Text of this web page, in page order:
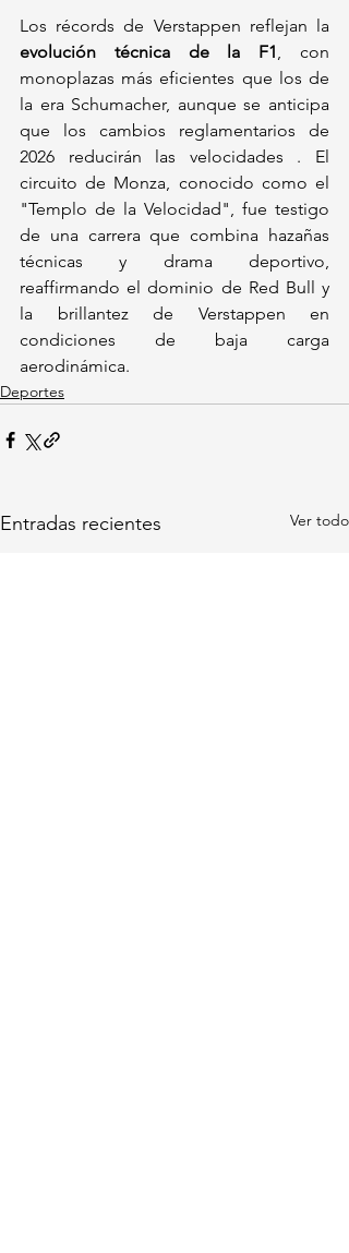
evolución técnica de la F1
, con
monoplazas más eficientes que los de
la era Schumacher, aunque se anticipa
que los cambios reglamentarios de
2026 reducirán las velocidades . El
circuito de Monza, conocido como el
"Templo de la Velocidad", fue testigo
de una carrera que combina hazañas
técnicas y drama deportivo,
reaffirmando el dominio de Red Bull y
la brillantez de Verstappen en
condiciones de baja carga
aerodinámica.
Deportes
Entradas recientes Ver todo